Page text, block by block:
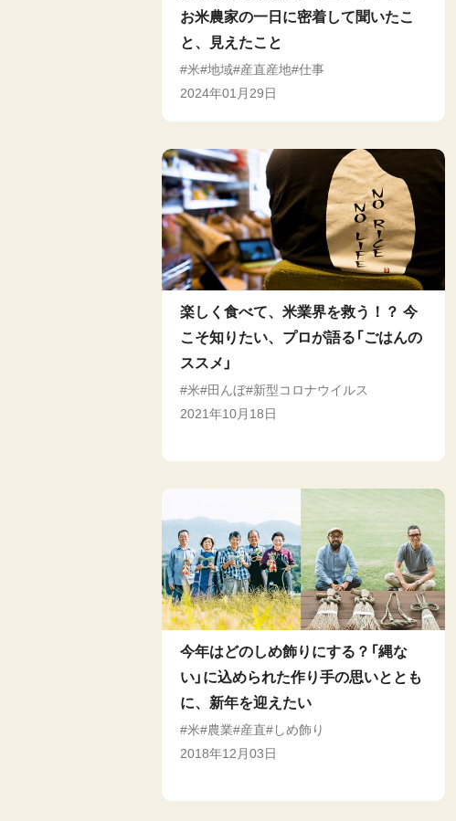
お米農家の一日に密着して聞いたこ
と、見えたこと
米 地域 産直産地 仕事
2024年01月29日
楽しく食べて、米業界を救う！？ 今
こそ知りたい、プロが語る「ごはんの
ススメ」
米 田んぼ 新型コロナウイルス
2021年10月18日
今年はどのしめ飾りにする？「縄な
い」に込められた作り手の思いととも
に、新年を迎えたい
米 農業 産直
しめ飾り
2018年12月03日